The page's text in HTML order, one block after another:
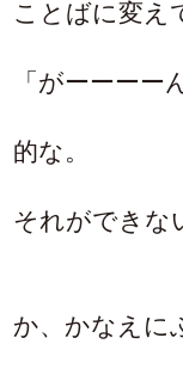
ことばに変え
「がーーー
的な。
それができな
か、かなえに